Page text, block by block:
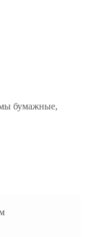
бумажные,